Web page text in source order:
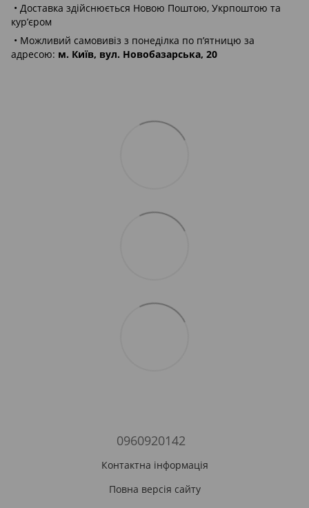
• Доставка здійснюється Новою Поштою, Укрпоштою та
кур’єром
• Можливий самовивіз з понеділка по п’ятницю за
адресою: м. Київ, вул. Новобазарська, 20
0960920142
Контактна інформація
Повна версія сайту